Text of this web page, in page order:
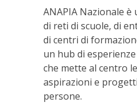
ANAPIA Nazionale è
di reti di scuole, di
di centri di
un hub di
che mette al centro
aspirazioni e
persone.